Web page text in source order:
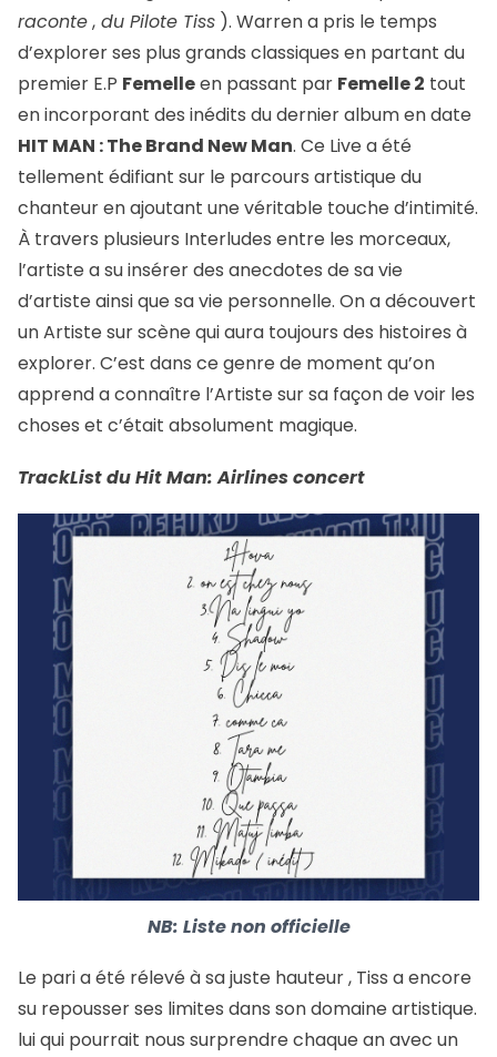
raconte, du Pilote Tiss ). Warren a pris le temps
d’explorer ses plus grands classiques en partant du
premier E.P Femelleen passant par Femelle 2 tout
en incorporant des inédits du dernier album en date
HIT MAN : The Brand New Man. Ce Live a été
tellement édifiant sur le parcours artistique du
chanteur en ajoutant une véritable touche d’intimité.
À travers plusieurs Interludes entre les morceaux,
l’artiste a su insérer des anecdotes de sa vie
d’artiste ainsi que sa vie personnelle. On a découvert
un Artiste sur scène qui aura toujours des histoires à
explorer. C’est dans ce genre de moment qu’on
apprend a connaître l’Artiste sur sa façon de voir les
choses et c’était absolument magique.
TrackList du Hit Man: Airlines concert
NB: Liste non officielle
Le pari a été rélevé à sa juste hauteur , Tiss a encore
su repousser ses limites dans son domaine artistique.
lui qui pourrait nous surprendre chaque an avec un